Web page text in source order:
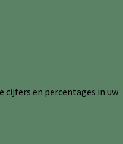
cijfers en percentages in uw